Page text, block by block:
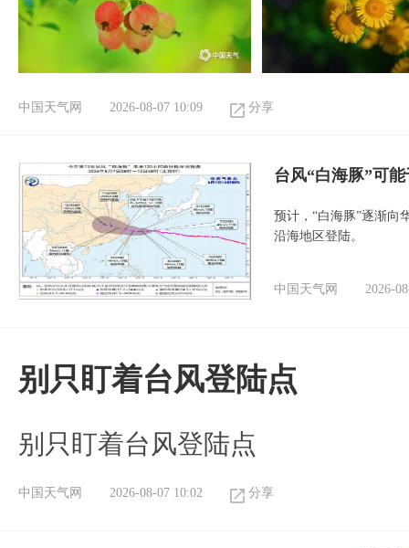
中国天气网 2026-08-07 10:09 分享
台风“白海豚”可
预计，“白海豚”逐渐向
沿海地区登陆。
中国天气网 2026-
别只盯着台风登陆点
别只盯着台风登陆点
中国天气网 2026-08-07 10:02 分享